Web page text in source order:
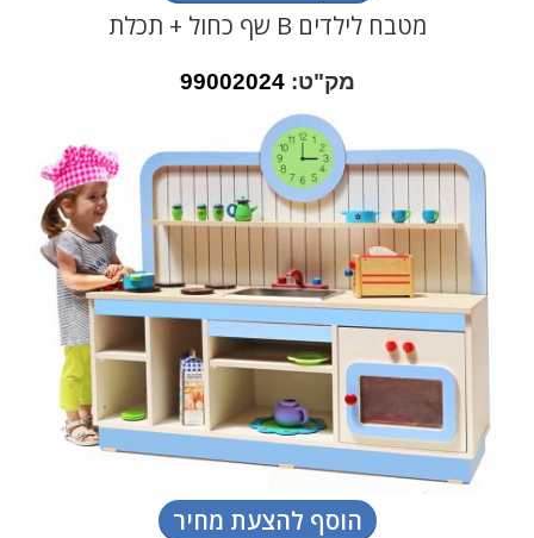
מטבח לילדים B שף כחול + תכלת
מק"ט:99002024
הוסף להצעת מחיר